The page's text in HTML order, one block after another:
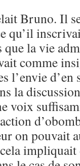
Bruno. Il
qu’il
que la vie
comme
l’envie d’en
la
voix
on pouvait
impliquait